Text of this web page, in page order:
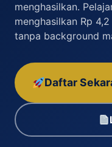
menghasilkan.
menghasilkan Rp
tanpa background
Daftar